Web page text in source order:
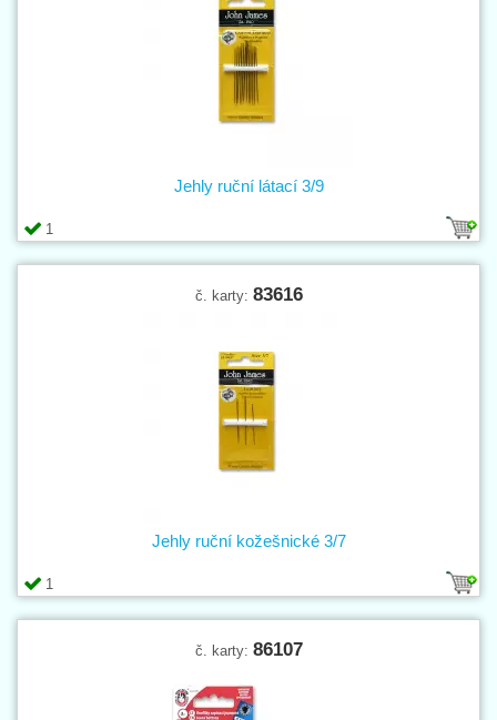
1
Jehly ruční látací 3/9
č. karty: 83616
1
Jehly ruční kožešnické 3/7
č. karty: 86107